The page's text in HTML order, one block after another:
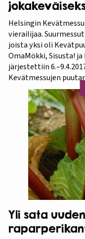
Helsingin
vierailijaa.
joista yksi oli
OmaMökki, Sisusta!
järjestettiin
Kevätmessujen
Kevätpuutarha ja
joka kevät
Kevätpuutarha.
Puutarhaliitto.…
Yli sata